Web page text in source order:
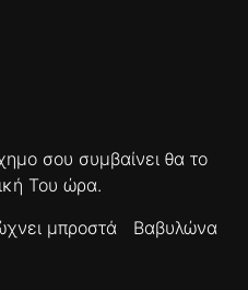
σου συμβαίνει θα το
Του ώρα.
μπροστά
Βαβυλώνα